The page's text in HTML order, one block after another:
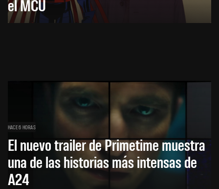
el MCU
HACE 6 HORAS
El nuevo trailer de Primetime muestra
una de las historias más intensas de
A24